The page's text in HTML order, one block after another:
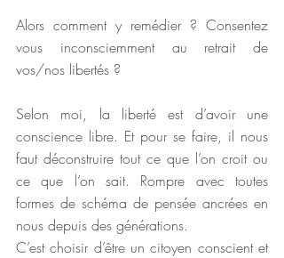
Alors comment y remédier ? Consentez
vous inconsciemment au retrait de
vos/nos libertés ?
Selon moi, la liberté est d’avoir une
conscience libre. Et pour se faire, il nous
faut déconstruire tout ce que l’on croit ou
ce que l’on sait. Rompre avec toutes
formes de schéma de pensée ancrées en
nous depuis des générations.
C’est choisir d’être un citoyen conscient et